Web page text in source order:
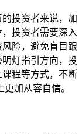
投资者来说，加
投资者需要深入
险，避免盲目跟
灯指引方向，投
程等方式，不断
加从容自信。